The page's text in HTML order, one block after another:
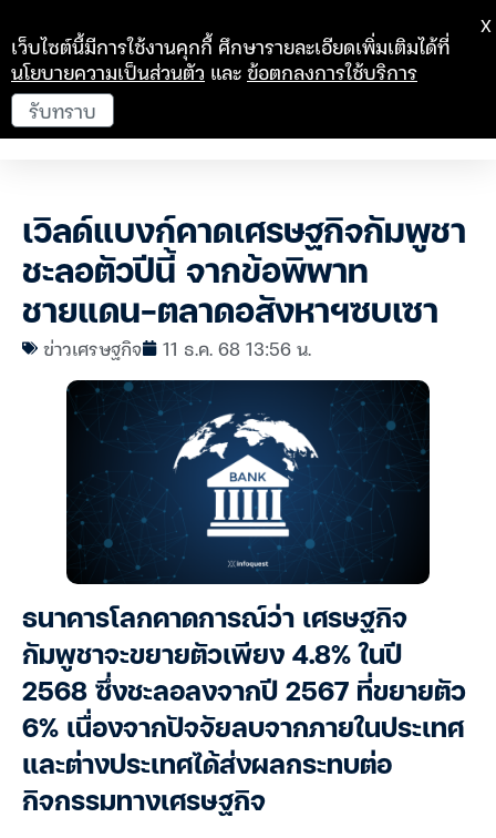
เวิลด์แบงก์คาดเศรษฐกิจกัมพูชา
ชะลอตัวปีนี้ จากข้อพิพาท
ชายแดน-ตลาดอสังหาฯซบเซา
ข่าวเศรษฐกิจ 11 ธ.ค. 68 13:56 น.
ธนาคารโลกคาดการณ์ว่า เศรษฐกิจ
กัมพูชาจะขยายตัวเพียง 4.8% ในปี
2568 ซึ่งชะลอลงจากปี 2567 ที่ขยายตัว
6% เนื่องจากปัจจัยลบจากภายในประเทศ
และต่างประเทศได้ส่งผลกระทบต่อ
กิจกรรมทางเศรษฐกิจ
เว็บไซต์นี้มีการใช้งานคุกกี้ ศึกษารายละเอียดเพิ่มเติมได้ที่
นโยบายความเป็นส่วนตัว และข้อตกลงการใช้บริการ
รับทราบ
X